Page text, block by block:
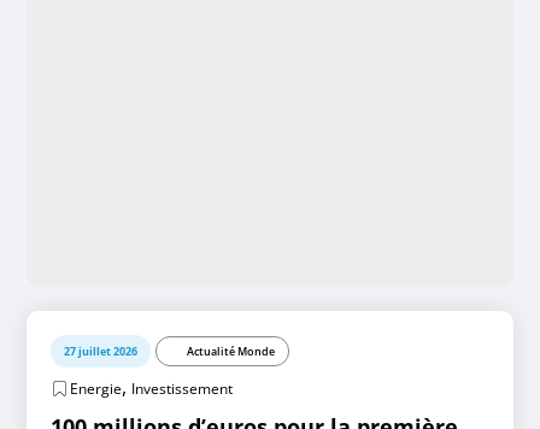
27 juillet 2026 Actualité Monde
Energie, Investissement